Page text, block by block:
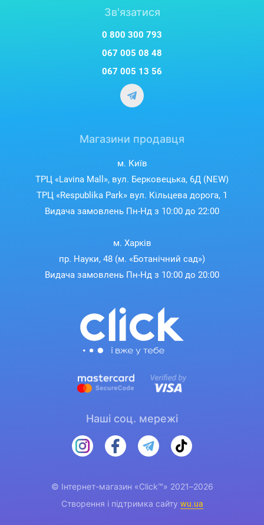
Зв'язатися
0 800 300 793
067 005 08 48
067 005 13 56
Магазини продавця
м. Київ
ТРЦ «Lavina Mall», вул. Берковецька, 6Д (NEW)
ТРЦ «Respublika Park» вул. Кільцева дорога, 1
Видача замовлень Пн-Нд з 10:00 до 22:00
м. Харків
пр. Науки, 48 (м. «Ботанічний сад»)
Видача замовлень Пн-Нд з 10:00 до 20:00
Наші соц. мережі
© Інтернет-магазин «Click™» 2021–2026
Створення і підтримка сайту wu.ua